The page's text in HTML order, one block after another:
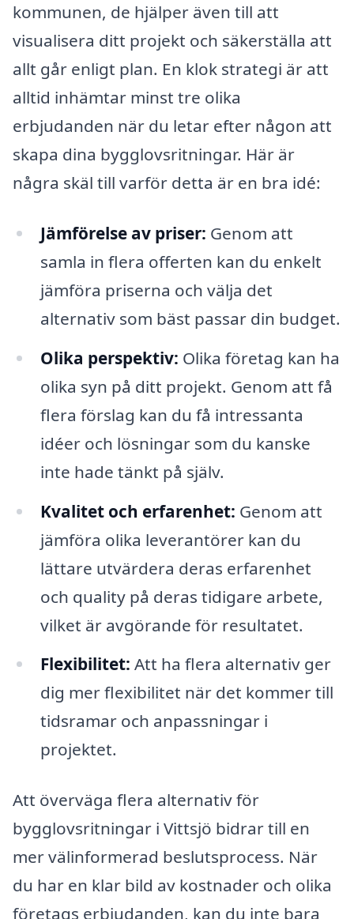
kommunen, de hjälper även till att
visualisera ditt projekt och säkerställa att
allt går enligt plan. En klok strategi är att
alltid inhämtar minst tre olika
erbjudanden när du letar efter någon att
skapa dina bygglovsritningar. Här är
några skäl till varför detta är en bra idé:
Jämförelse av priser: Genom att
samla in flera offerten kan du enkelt
jämföra priserna och välja det
alternativ som bäst passar din budget.
Olika perspektiv: Olika företag kan ha
olika syn på ditt projekt. Genom att få
flera förslag kan du få intressanta
idéer och lösningar som du kanske
inte hade tänkt på själv.
Kvalitet och erfarenhet: Genom att
jämföra olika leverantörer kan du
lättare utvärdera deras erfarenhet
och quality på deras tidigare arbete,
vilket är avgörande för resultatet.
Flexibilitet: Att ha flera alternativ ger
dig mer flexibilitet när det kommer till
tidsramar och anpassningar i
projektet.
Att överväga flera alternativ för
bygglovsritningar i Vittsjö bidrar till en
mer välinformerad beslutsprocess. När
du har en klar bild av kostnader och olika
företags erbjudanden, kan du inte bara